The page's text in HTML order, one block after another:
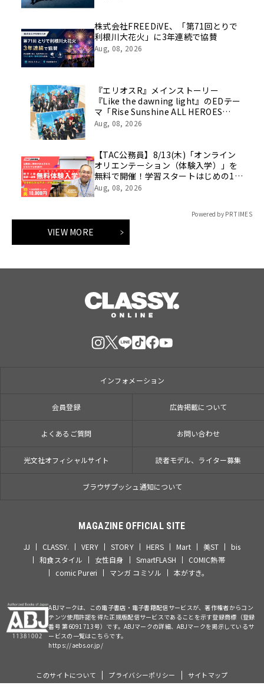
株式会社FREEDiVE、「第71回とりで
利根川大花火」に3年連続で協賛
Aug, 08, 2026
『エリオスR』メインストーリー
『Like the dawning light』のEDテー
マ「Rise Sunshine ALL HEROES
Ver.」がフルサイズ配信決定！
Aug, 08, 2026
【TAC公務員】8/13(木)「オンライン
オリエンテーション（体験入学）」を
無料で開催！学習スタートはじめの1
歩！
Aug, 08, 2026
Powered by PR TIMES
VIEW MORE
インフォメーション
会員登録 広告掲載について
よくあるご質問 お問い合わせ
光文社オフィシャルサイト 読者モデル、ライター募集
ブラウザプッシュ通知について
MAGAZINE OFFICIAL SITE
JJ CLASSY. VERY STORY HERS Mart 美ST
bis
和食スタイル
女性自身 SmartFLASH
COMIC熱帯
comic Pureri
マンガ コミソル 本がすき。
ABJマークは、この電子書店・電子書籍配信サービスが、著作権者からコン
テンツ使用許諾を得た正規版配信サービスであることを示す登録商標（登録
番号 第6091713号）です。ABJマークの詳細、ABJマークを掲示しているサ
ービスの一覧はこちらです。
https://aebs.or.jp/
このサイトについて プライバシーポリシー サイトマップ